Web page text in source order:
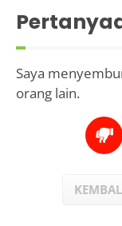
Saya
orang lain.